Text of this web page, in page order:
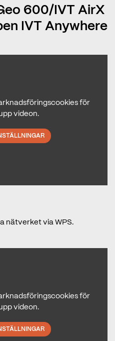
600/IVT AirX
IVT Anywhere
för
videon.
nätverket via WPS.
för
videon.